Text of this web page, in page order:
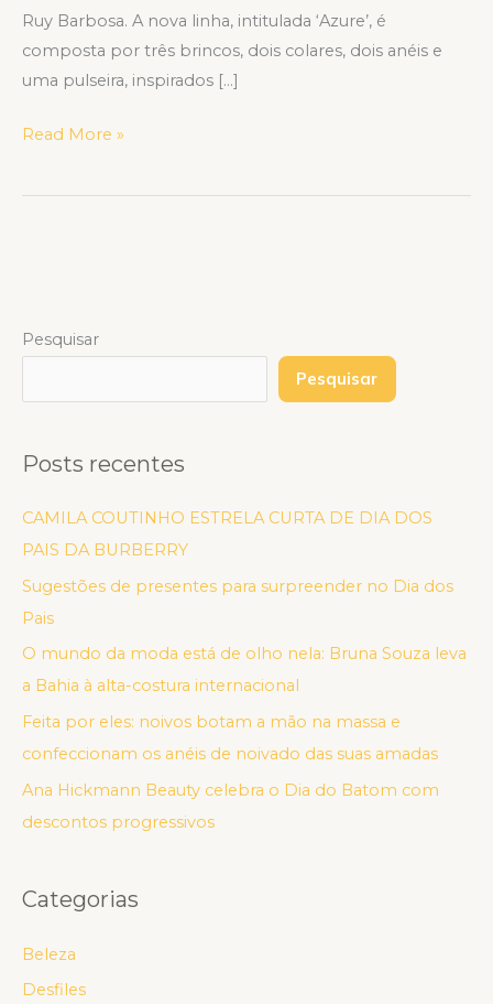
Ruy Barbosa. A nova linha, intitulada ‘Azure’, é
composta por três brincos, dois colares, dois anéis e
uma pulseira, inspirados […]
Read More »
Pesquisar
Pesquisar
Posts recentes
CAMILA COUTINHO ESTRELA CURTA DE DIA DOS
PAIS DA BURBERRY
Sugestões de presentes para surpreender no Dia dos
Pais
O mundo da moda está de olho nela: Bruna Souza leva
a Bahia à alta-costura internacional
Feita por eles: noivos botam a mão na massa e
confeccionam os anéis de noivado das suas amadas
Ana Hickmann Beauty celebra o Dia do Batom com
descontos progressivos
Categorias
Beleza
Desfiles